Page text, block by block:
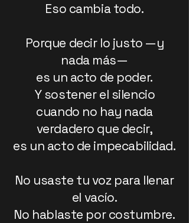
Eso cambia todo.
Porque decir lo justo —y
nada más—
es un acto de poder.
Y sostener el silencio
cuando no hay nada
verdadero que decir,
es un acto de impecabilidad.
No usaste tu voz para llenar
el vacío.
No hablaste por costumbre.